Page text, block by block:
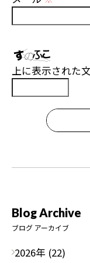
上に表示された
Blog Archive
ブログ アーカイブ
2026年 (22)